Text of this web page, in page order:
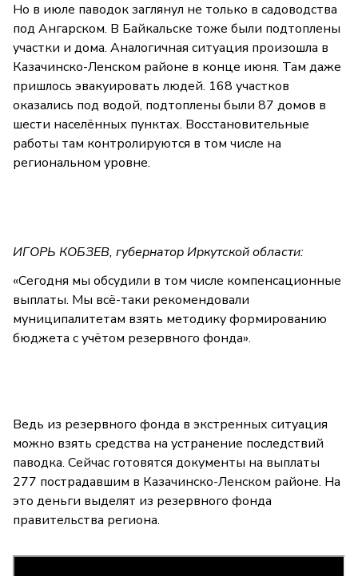
Но в июле паводок заглянул не только в садоводства
под Ангарском. В Байкальске тоже были подтоплены
участки и дома. Аналогичная ситуация произошла в
Казачинско-Ленском районе в конце июня. Там даже
пришлось эвакуировать людей. 168 участков
оказались под водой, подтоплены были 87 домов в
шести населённых пунктах. Восстановительные
работы там контролируются в том числе на
региональном уровне.
ИГОРЬ КОБЗЕВ, губернатор Иркутской области:
«Сегодня мы обсудили в том числе компенсационные
выплаты. Мы всё-таки рекомендовали
муниципалитетам взять методику формированию
бюджета с учётом резервного фонда».
Ведь из резервного фонда в экстренных ситуация
можно взять средства на устранение последствий
паводка. Сейчас готовятся документы на выплаты
277 пострадавшим в Казачинско-Ленском районе. На
это деньги выделят из резервного фонда
правительства региона.